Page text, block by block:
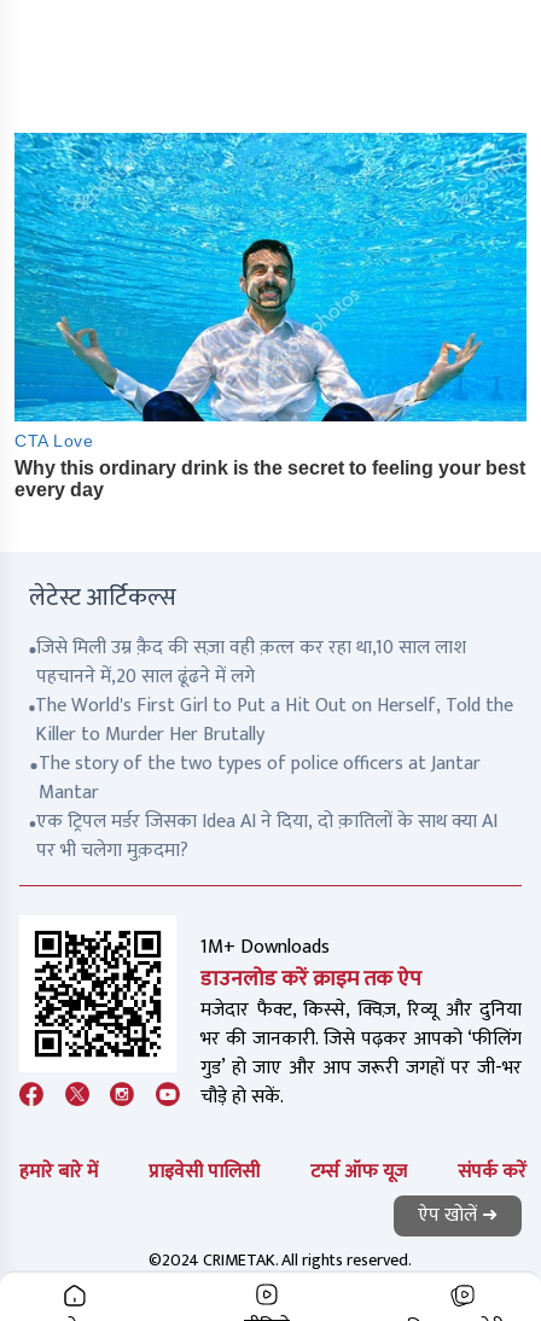
लेटेस्ट आर्टिकल्स
जिसे मिली उम्र क़ैद की सज़ा वही क़त्ल कर रहा था,10 साल लाश
पहचानने में,20 साल ढूंढने में लगे
The World's First Girl to Put a Hit Out on Herself, Told the
Killer to Murder Her Brutally
The story of the two types of police officers at Jantar
Mantar
एक ट्रिपल मर्डर जिसका Idea AI ने दिया, दो क़ातिलों के साथ क्या AI
पर भी चलेगा मुक़दमा?
1M+ Downloads
डाउनलोड करें क्राइम तक ऐप
मजेदार फैक्ट, किस्से, क्विज़, रिव्यू और दुनिया
भर की जानकारी. जिसे पढ़कर आपको ‘फीलिंग
गुड’ हो जाए और आप जरूरी जगहों पर जी-भर
चौड़े हो सकें.
हमारे बारे में प्राइवेसी पालिसी टर्म्स ऑफ यूज संपर्क करें
©2024 CRIMETAK. All rights reserved.
ऐप खोलें ➜